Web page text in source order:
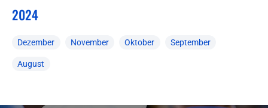
2024
Dezember November Oktober September
August